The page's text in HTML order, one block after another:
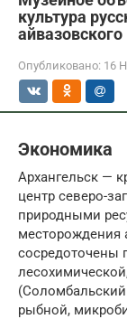
культура
айвазовского
Опубликовано: 16
Экономика
Архангельск —
центр северо-
природными
месторождения
сосредоточены
рыбной,